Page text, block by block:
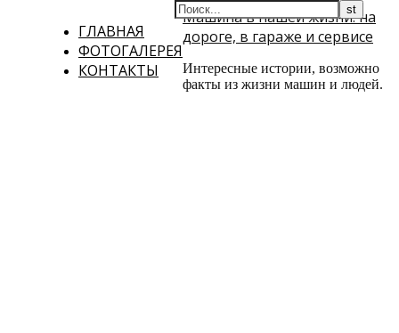
ГЛАВНАЯ
ФОТОГАЛЕРЕЯ
КОНТАКТЫ
Машина в нашей жизни: на
дороге, в гараже и сервисе
Интересные истории, возможно
факты из жизни машин и людей.